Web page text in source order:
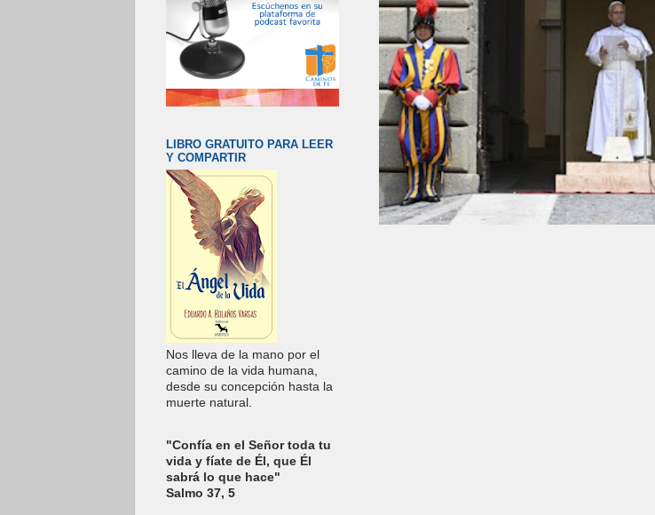
LIBRO GRATUITO PARA LEER
Y COMPARTIR
Nos lleva de la mano por el
camino de la vida humana,
desde su concepción hasta la
muerte natural.
"Confía en el Señor toda tu
vida y fíate de Él, que Él
sabrá lo que hace"
Salmo 37, 5